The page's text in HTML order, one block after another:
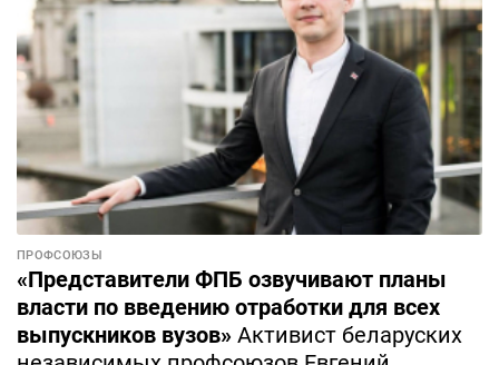
ПРОФСОЮЗЫ
«Представители ФПБ озвучивают планы
власти по введению отработки для всех
выпускников вузов» Активист беларуских